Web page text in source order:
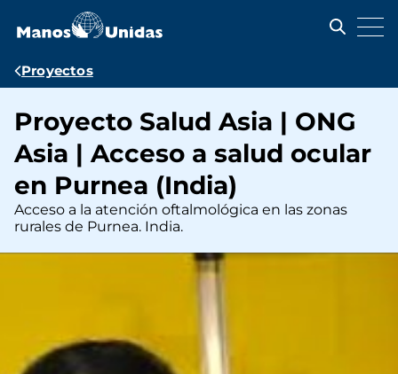
contenido
Ruta
navegación
Proyectos
Proyecto Salud Asia | ONG
Asia | Acceso a salud ocular
en Purnea (India)
Acceso a la atención oftalmológica en las zonas
rurales de Purnea. India.